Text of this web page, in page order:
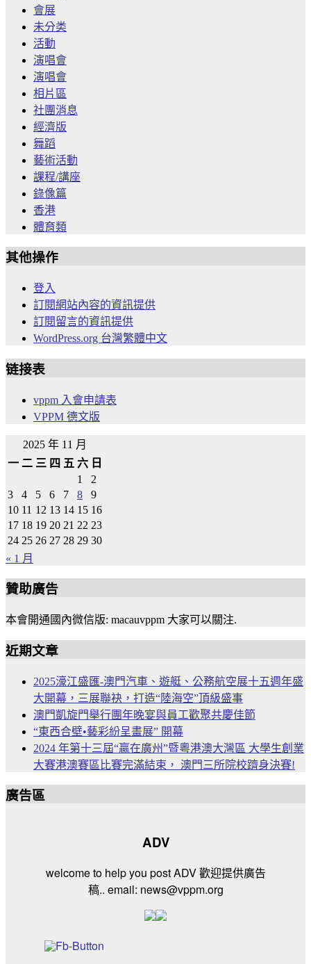
會展
未分类
活動
演唱會
演唱會
相片區
社團消息
經濟版
舞蹈
藝術活動
課程/講座
錄像篇
香港
體育類
其他操作
登入
訂閱網站內容的資訊提供
訂閱留言的資訊提供
WordPress.org 台灣繁體中文
链接表
vppm 入會申請表
VPPM 德文版
2025 年 11 月
一 二 三 四 五 六 日
1
2
3
4 5 6 7 8
9
10 11 12 13 14 15 16
17 18 19 20 21 22 23
24 25 26 27 28 29 30
« 1 月
贊助廣告
本會開通國內微信版: macauvppm 大家可以關注.
近期文章
2025濠江盛匯-澳門汽車、遊艇、公務航空展十五週年盛
大開幕，三展聯袂，打造“陸海空”頂級盛事
澳門凱旋門舉行團年晚宴與員工歡聚共慶佳節
“東西合壁•藝彩紛呈畫展” 開幕
2024 年第十三屆“贏在廣州”暨粵港澳大灣區 大學生創業
大賽港澳賽區比賽完滿結束， 澳門三所院校躋身決賽!
廣告區
ADV
welcome to help you post ADV 歡迎提供廣告
稿.. email: news@vppm.org